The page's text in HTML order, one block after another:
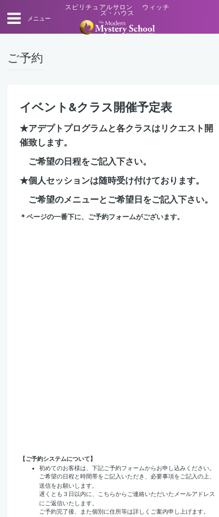
メニュー
スピリチュアルサロン ウィッチ
ズ・ハウス
ご予約
イベント&クラス開催予定表
★アデプトプログラムと各クラスはリクエスト開
催致します。
ご希望の日程をご記入下さい。
★個人セッションは随時受け付けております。
ご希望のメニューとご希望日をご記入下さい。
＊ページの一番下に、ご予約フォームがございます。
【ご予約システムについて】
初めてのお客様は、下記ご予約フォームからお申し込みください。
ご希望の日程と時間帯をご記入いただき、必要事項をご記入の上、
送信をお願いします。
遅くとも３日以内に、こちらからご連絡いただいたメールアドレス
にご返信いたします。
ご予約完了後、また個別に住所等は詳しくご案内申し上げます。